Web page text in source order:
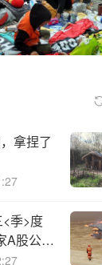
拿捏了
季>度
A股公司